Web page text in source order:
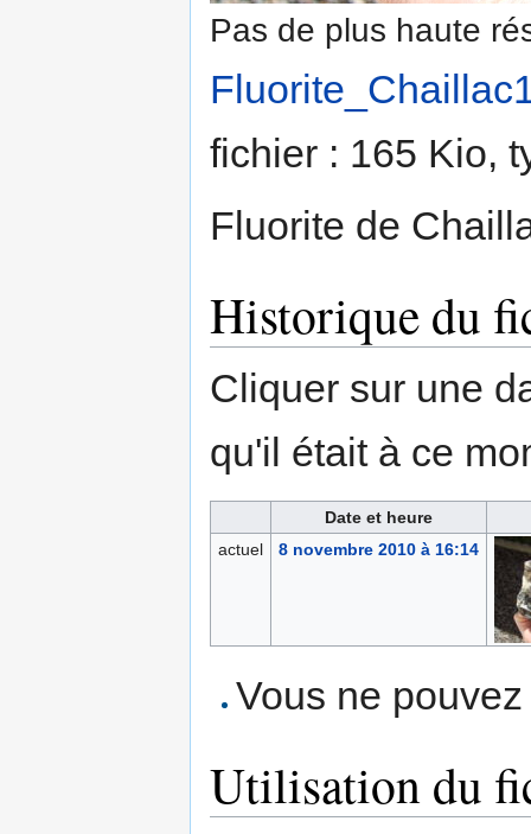
Pas de plus haute
fichier : 165 Kio,
Fluorite de
Historique du
Cliquer sur une
qu'il était à ce
Date et heure
actuel
8 novembre 2010 à 16:14
Vous ne
Utilisation du